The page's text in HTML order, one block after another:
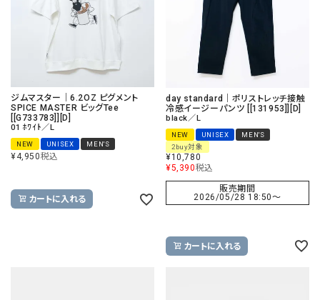
ジムマスター｜6.2OZ ピグメント
SPICE MASTER ビッグTee
[[G733783]][D]
01 ﾎﾜｲﾄ／L
NEW UNISEX MEN'S
¥4,950税込
カートに入れる
day standard｜ポリストレッチ接触
冷感イージーパンツ [[131953]][D]
black／L
NEW UNISEX
MEN'S
2buy対象
¥10,780
¥5,390税込
販売期間
2026/05/28 18:50〜
カートに入れる